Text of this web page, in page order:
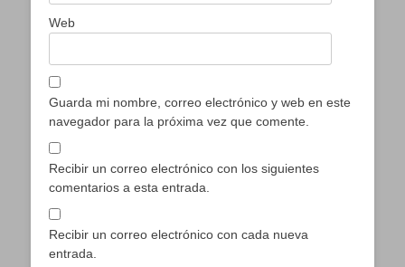
Web
Guarda mi nombre, correo electrónico y web en este
navegador para la próxima vez que comente.
Recibir un correo electrónico con los siguientes
comentarios a esta entrada.
Recibir un correo electrónico con cada nueva
entrada.